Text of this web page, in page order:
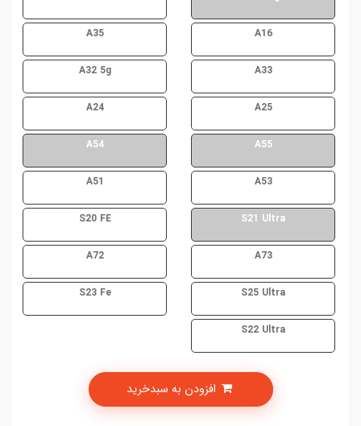
A16
A35
A33
A32 5g
A25
A24
A55
A54
A53
A51
S21 Ultra
S20 FE
A73
A72
S25 Ultra
S23 Fe
S22 Ultra